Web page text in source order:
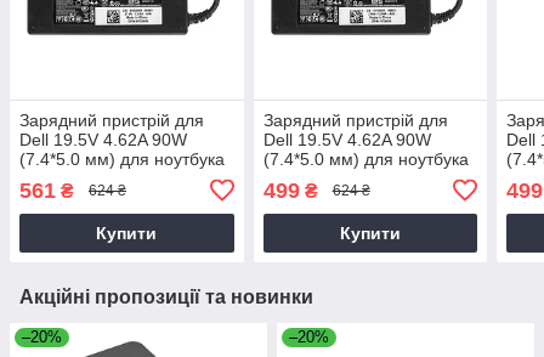
Зарядний пристрій для
Dell 19.5V 4.62A 90W
(7.4*5.0 мм) для ноутбука
P63G, P63G002 90W
561 ₴ 624 ₴
Купити
Зарядний пристрій для
Dell 19.5V 4.62A 90W
(7.4*5.0 мм) для ноутбука
Dell 0CM889, 0J62H3, 332-
1833, 9T215, DF266
499₴ 624 ₴
Купити
Dell
499
Акційні пропозиції та новинки
–20% –20%